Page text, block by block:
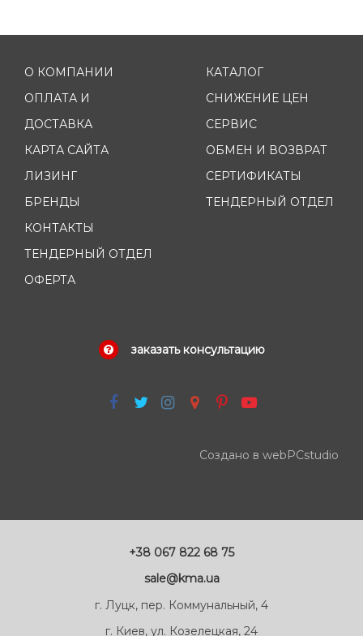
О КОМПАНИИ
ОПЛАТА И
ДОСТАВКА
КАРТА САЙТА
ЛИЗИНГ
БРЕНДЫ
КОНТАКТЫ
ТЕНДЕРНЫЙ ОТДЕЛ
ОФЕРТА
КАТАЛОГ
СНИЖЕНИЕ ЦЕН
СЕРВИС
ОБМЕН И ВОЗВРАТ
СЕРТИФИКАТЫ
ТЕНДЕРНЫЙ ОТДЕЛ
заказать консультацию
Создано в webPCstudio
+38 067 822 68 75
sale@kma.ua
г. Луцк, пер. Коммунальный, 4
г. Киев, ул. Козелецкая, 24